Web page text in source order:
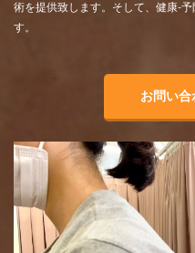
術を提供致します。そして、健康-
す。
お問い合